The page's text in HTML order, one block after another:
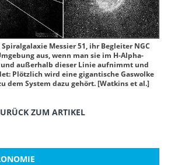
Messier 51, ihr Begleiter NGC
aus, wenn man sie im H-Alpha-
und außerhalb dieser Linie aufnimmt und
Plötzlich wird eine gigantische Gaswolke
dem System dazu gehört. [Watkins et al.]
ZUM ARTIKEL